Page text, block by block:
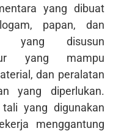
yang dibuat
papan, dan
yang disusun
yang mampu
dan peralatan
yang diperlukan.
yang digunakan
menggantung